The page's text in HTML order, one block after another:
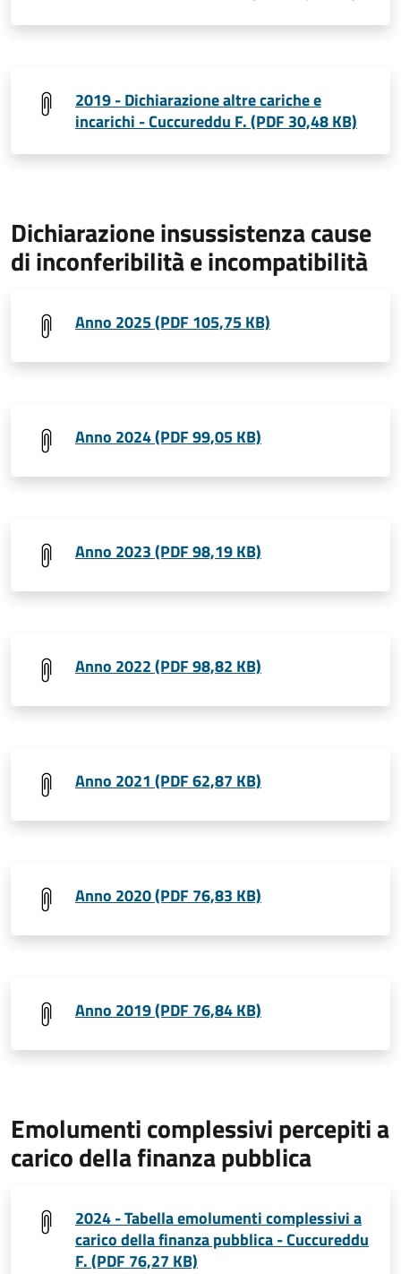
2019 - Dichiarazione altre cariche e
incarichi - Cuccureddu F. (PDF 30,48 KB)
Dichiarazione insussistenza cause
di inconferibilità e incompatibilità
Anno 2025 (PDF 105,75 KB)
Anno 2024 (PDF 99,05 KB)
Anno 2023 (PDF 98,19 KB)
Anno 2022 (PDF 98,82 KB)
Anno 2021 (PDF 62,87 KB)
Anno 2020 (PDF 76,83 KB)
Anno 2019 (PDF 76,84 KB)
Emolumenti complessivi percepiti a
carico della finanza pubblica
2024 - Tabella emolumenti complessivi a
carico della finanza pubblica - Cuccureddu
F. (PDF 76,27 KB)